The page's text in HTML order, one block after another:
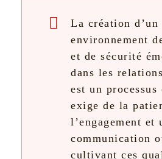
La création d’un
environnement
et de sécurité
dans les
est un
exige de la
l’engagement et
communication
cultivant ces